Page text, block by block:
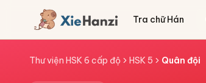
Tra chữ Hán
Thư viện HSK 6 cấp độ HSK 5 Quân đội